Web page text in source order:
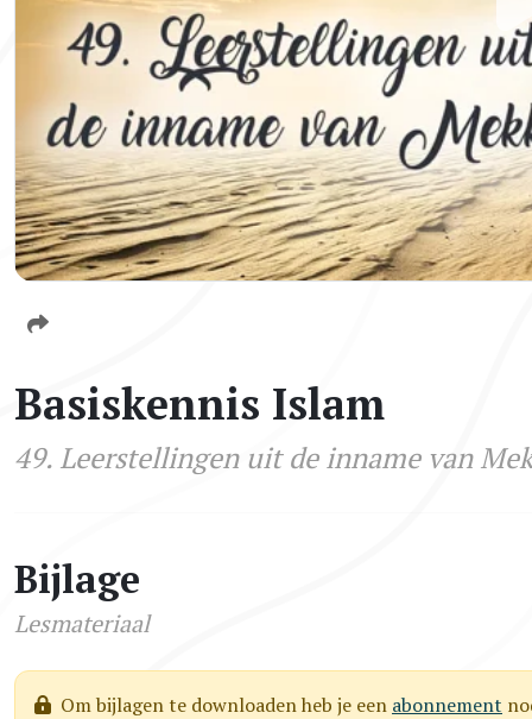
Basiskennis Islam
49. Leerstellingen uit de inname van
Bijlage
Lesmateriaal
Om bijlagen te downloaden heb je een abonnement